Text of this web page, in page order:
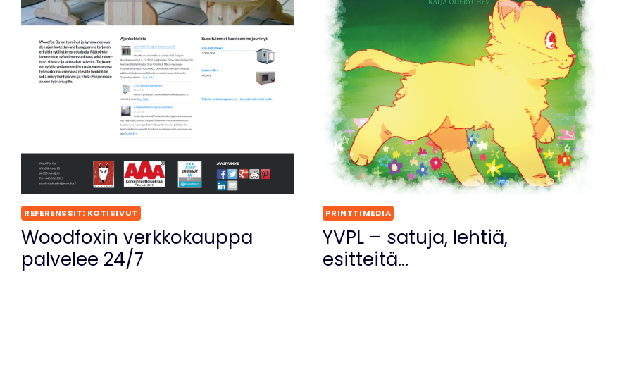
REFERENSSIT: KOTISIVUT
Woodfoxin verkkokauppa
palvelee 24/7
PRINTTIMEDIA
YVPL – satuja, lehtiä,
esitteitä…